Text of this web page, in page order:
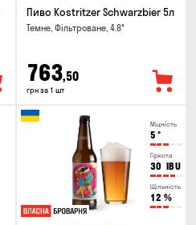
Пиво Kostritzer Schwarzbier 5л
Темне, Фільтроване, 4.8°
763,50
грн за 1 шт
Міцність
5 °
Гіркота
30 IBU
Щільність
12 %